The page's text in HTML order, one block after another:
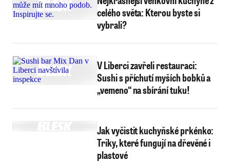
celého světa: Kterou byste si
vybrali?
V Liberci zavřeli restauraci:
Sushi s příchutí myších bobků a
„vemeno“ na sbírání tuku!
Jak vyčistit kuchyňské prkénko:
Triky, které fungují na dřevěné i
plastové